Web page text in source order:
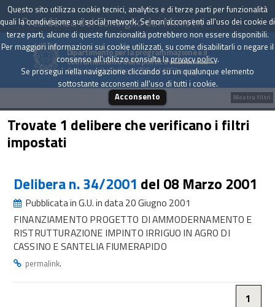
Presidenza del Consiglio dei Ministri
Dipartimento per la programmazione e il
coordinamento della politica economica
Archivio delle Delibere CIPE dal 1967 a oggi
Trovate 1 delibere che verificano i filtri
impostati
Delibera n. 34/2001 del 08 Marzo 2001
Pubblicata in G.U. in data 20 Giugno 2001
FINANZIAMENTO PROGETTO DI AMMODERNAMENTO E
RISTRUTTURAZIONE IMPINTO IRRIGUO IN AGRO DI
CASSINO E SANTELIA FIUMERAPIDO
permalink.
1
Mostra filtri
Questo sito utilizza cookie tecnici, analytics e di terze parti per funzionalità
quali la condivisione sui social network. Se non acconsenti all'uso dei cookie di
terze parti, alcune di queste funzionalità potrebbero non essere disponibili.
Per maggiori informazioni sui cookie utilizzati, su come disabilitarli o negare il
consenso all'utilizzo consulta laprivacy policy.
Se prosegui nella navigazione cliccando su un qualunque elemento
sottostante acconsenti all'uso di tutti i cookie.
Acconsento